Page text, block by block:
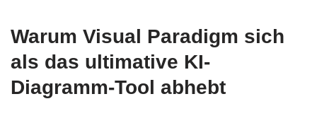
Warum Visual Paradigm sich
als das ultimative KI-
Diagramm-Tool abhebt